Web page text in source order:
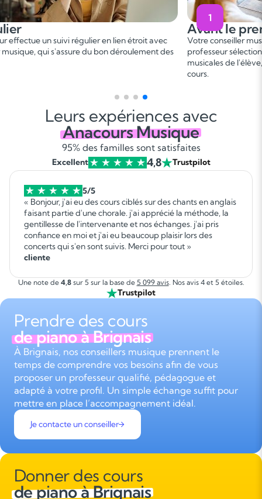
1
le premier cours
conseiller musique vous met en relation avec un
sélectionné, en fonction des besoins et aspirations
de l'élève, afin de convenir d'une date de premier
Ce 1er
Leurs expériences avec
Anacours Musique
95% des familles sont satisfaites
Excellent 4,8 Trustpilot
5/5
« Bonjour, j'ai eu des cours ciblés sur des chants en anglais
faisant partie d'une chorale. j'ai apprécié la méthode, la
gentillesse de l'intervenante et nos échanges. j'ai pris
confiance en moi et j'ai eu beaucoup plaisir lors des
concerts qui s'en sont suivis. Merci pour tout »
cliente
Une note de 4,8sur 5 sur la base de 5 099 avis. Nos avis 4 et 5 étoiles.
Trustpilot
Prendre des cours
de piano à Brignais
À Brignais, nos conseillers musique prennent le
temps de comprendre vos besoins afin de vous
proposer un professeur qualifié, pédagogue et
adapté à votre profil. Un simple échange suffit pour
mettre en place l’accompagnement idéal.
Je contacte un conseiller
Donner des cours
de piano à Brignais